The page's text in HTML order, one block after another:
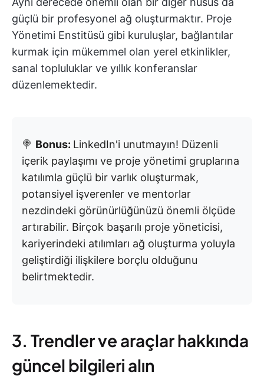
güçlü bir profesyonel ağ oluşturmaktır. Proje
Yönetimi Enstitüsü gibi kuruluşlar, bağlantılar
kurmak için mükemmel olan yerel etkinlikler,
sanal topluluklar ve yıllık konferanslar
düzenlemektedir.
🍭 Bonus: LinkedIn'i unutmayın! Düzenli
içerik paylaşımı ve proje yönetimi gruplarına
katılımla güçlü bir varlık oluşturmak,
potansiyel işverenler ve mentorlar
nezdindeki görünürlüğünüzü önemli ölçüde
artırabilir. Birçok başarılı proje yöneticisi,
kariyerindeki atılımları ağ oluşturma yoluyla
geliştirdiği ilişkilere borçlu olduğunu
belirtmektedir.
3. Trendler ve araçlar hakkında
güncel bilgileri alın